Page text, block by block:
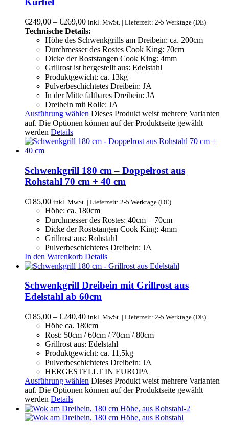
€249,00 – €269,00 inkl. MwSt. | Lieferzeit: 2-5 Werktage (DE)
Technische Details:
Höhe des Schwenkgrills am Dreibein: ca. 200cm
Durchmesser des Rostes Cook King: 70cm
Dicke der Roststangen Cook King: 4mm
Grillrost ist hergestellt aus: Edelstahl
Produktgewicht: ca. 13kg
Pulverbeschichtetes Dreibein: JA
In der Mitte faltbares Dreibein: JA
Dreibein mit Rolle: JA
Ausführung wählen Dieses Produkt weist mehrere Varianten
auf. Die Optionen können auf der Produktseite gewählt
werden Details
Schwenkgrill 180 cm – Doppelrost aus
Rohstahl 70 cm + 40 cm
€185,00 inkl. MwSt. | Lieferzeit: 2-5 Werktage (DE)
Höhe: ca. 180cm
Durchmesser des Rostes: 40cm + 70cm
Dicke der Roststangen Cook King: 4mm
Grillrost aus: Rohstahl
Pulverbeschichtetes Dreibein: JA
In den Warenkorb Details
Schwenkgrill Dreibein mit Grillrost aus
Edelstahl ab 60cm
€185,00 – €240,40 inkl. MwSt. | Lieferzeit: 2-5 Werktage (DE)
Höhe ca. 180cm
Rost: 50cm / 60cm / 70cm / 80cm
Grillrost aus: Edelstahl
Produktgewicht: ca. 11,5kg
Pulverbeschichtetes Dreibein: JA
HERGESTELLT IN EUROPA
Ausführung wählen Dieses Produkt weist mehrere Varianten
auf. Die Optionen können auf der Produktseite gewählt
werden Details